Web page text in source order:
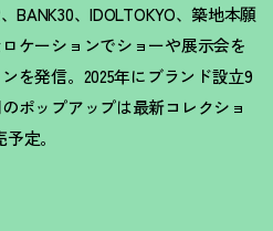
BANK30、IDOLTOKYO、築地本願
ケーションでショーや展示会を
を発信。2025年にブランド設立9
ポップアップは最新コレクショ
定。